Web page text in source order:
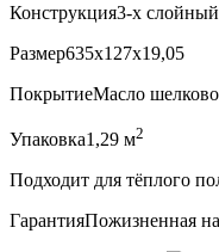
Конструкция3-х
Размер635x127x19,05
ПокрытиеМасло
Упаковка1,29 м2
Подходит для тёплого
ГарантияПожизненная